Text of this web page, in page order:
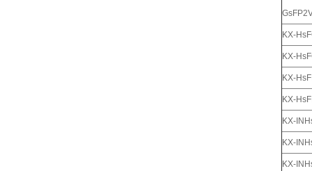
KX-
KX-
KX-
KX-
KX-
KX-
KX-